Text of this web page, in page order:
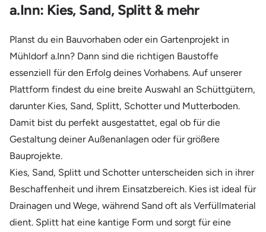
a.Inn: Kies, Sand, Splitt & mehr
Planst du ein Bauvorhaben oder ein Gartenprojekt in
Mühldorf a.Inn? Dann sind die richtigen Baustoffe
essenziell für den Erfolg deines Vorhabens. Auf unserer
Plattform findest du eine breite Auswahl an Schüttgütern,
darunter Kies, Sand, Splitt, Schotter und Mutterboden.
Damit bist du perfekt ausgestattet, egal ob für die
Gestaltung deiner Außenanlagen oder für größere
Bauprojekte.
Kies, Sand, Splitt und Schotter unterscheiden sich in ihrer
Beschaffenheit und ihrem Einsatzbereich. Kies ist ideal für
Drainagen und Wege, während Sand oft als Verfüllmaterial
dient. Splitt hat eine kantige Form und sorgt für eine